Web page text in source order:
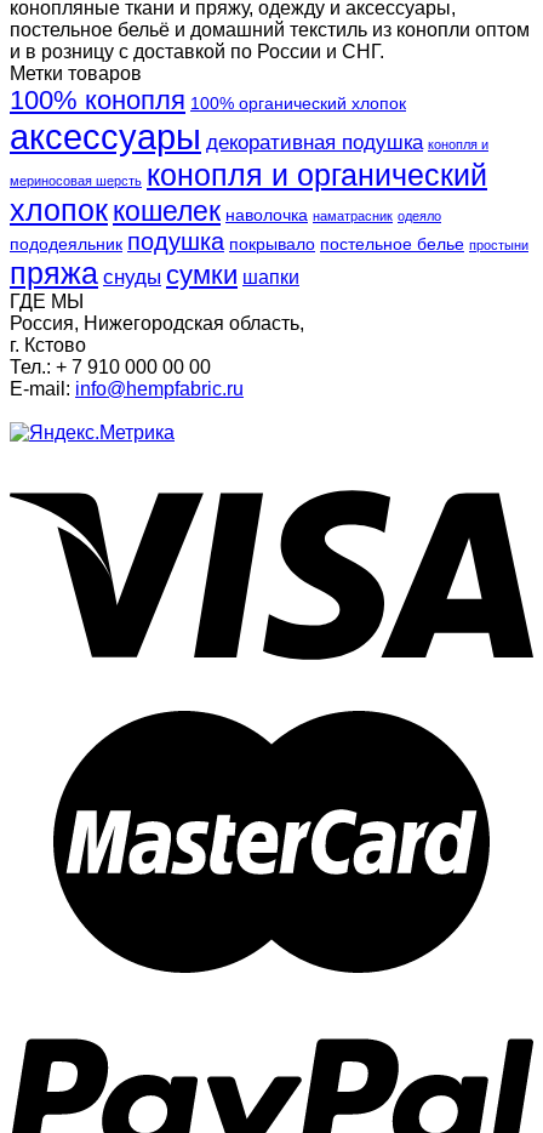
конопляные ткани и пряжу, одежду и аксессуары,
постельное бельё и домашний текстиль из конопли оптом
и в розницу с доставкой по России и СНГ.
Метки товаров
100% конопля 100% органический хлопок
аксессуары декоративная подушка конопля и
мериносовая шерсть конопля и органический
хлопоккошелек наволочка наматрасник одеяло
пододеяльник подушка покрывало постельное белье простыни
пряжа снуды сумки шапки
ГДЕ МЫ
Россия, Нижегородская область,
г. Кстово
Тел.: + 7 910 000 00 00
E-mail: info@hempfabric.ru